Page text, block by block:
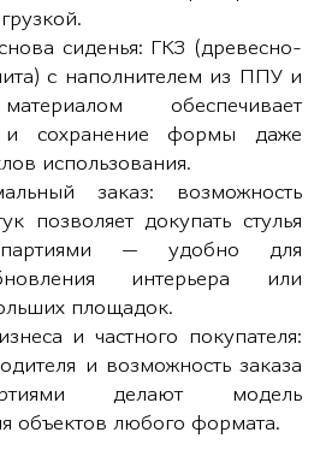
сиденья: ГКЗ (древесно-
с наполнителем из ППУ и
обеспечивает
и сохранение формы даже
использования.
заказ: возможность
позволяет докупать стулья
— удобно для
интерьера или
площадок.
и частного покупателя:
и возможность заказа
делают модель
объектов любого формата.